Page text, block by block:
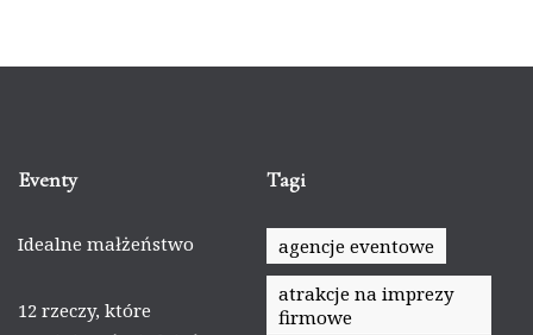
Eventy
Idealne małżeństwo
12 rzeczy, które
Tagi
agencje eventowe
atrakcje na imprezy
firmowe